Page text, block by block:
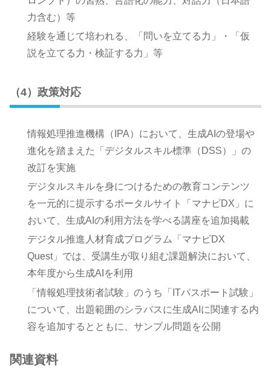
力含む）等
経験を通じて培われる、「問いを立てる力」・「仮
説を立てる力・検証する力」等
（4）政策対応
情報処理推進機構（IPA）において、生成AIの登場や
進化を踏まえた「デジタルスキル標準（DSS）」の
改訂を実施
デジタルスキルを身につけるための教育コンテンツ
を一元的に提示するポータルサイト「マナビDX」に
おいて、生成AIの利用方法を学べる講座を追加掲載
デジタル推進人材育成プログラム「マナビDX
Quest」では、受講生が取り組む課題解決において、
本年度から生成AIを利用
「情報処理技術者試験」のうち「ITパスポート試験」
について、出題範囲のシラバスに生成AIに関連する内
容を追加するとともに、サンプル問題を公開
関連資料